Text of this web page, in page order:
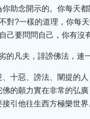
助念開示的。你每天
對?一樣的道理，你每
己要問問自己，你有沒
的凡夫，誹謗佛法，連
十惡、謗法、闡提的
的願力實在非常的弘
引他往生西方極樂世